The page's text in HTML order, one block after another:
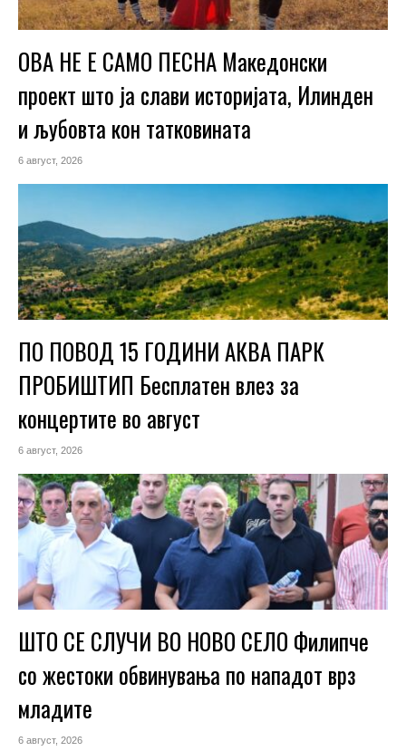
ОВА НЕ Е САМО ПЕСНА Македонски
проект што ја слави историјата, Илинден
и љубовта кон татковината
6 август, 2026
ПО ПОВОД 15 ГОДИНИ АКВА ПАРК
ПРОБИШТИП Бесплатен влез за
концертите во август
6 август, 2026
ШТО СЕ СЛУЧИ ВО НОВО СЕЛО Филипче
со жестоки обвинувања по нападот врз
младите
6 август, 2026